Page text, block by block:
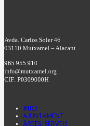
Avda. Carlos Soler 46
03110 Mutxamel – Alacant
965 955 910
info@mutxamel.org
CIF: P0309000H
INICI
AJUNTAMENT
ÀREES I SERVEIS